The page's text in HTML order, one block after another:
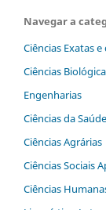
Navegar a
Ciências Exatas e
Ciências
Engenharias
Ciências da Saúde
Ciências Agrárias
Ciências Sociais
Ciências